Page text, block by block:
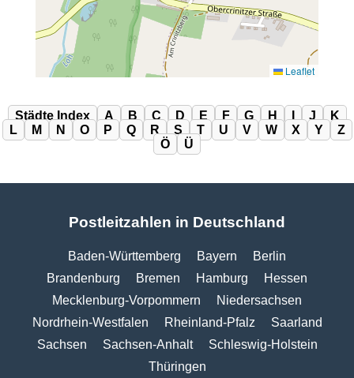
Leaflet
Städte Index A B C D E F G H J
K
L
M N O P Q R S T U V W X Y
Z
Ö
Ü
Postleitzahlen in Deutschland
Baden-Württemberg Bayern
Berlin
Brandenburg
Bremen Hamburg
Hessen
Mecklenburg-Vorpommern
Niedersachsen
Nordrhein-Westfalen
Rheinland-Pfalz
Saarland
Sachsen
Sachsen-Anhalt
Schleswig-Holstein
Thüringen